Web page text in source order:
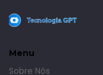
Menu
Sobre Nós